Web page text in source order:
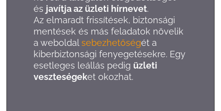
és javítja az üzleti hírnevet.
Az elmaradt frissítések, biztonsági
mentések és más feladatok növelik
a weboldalsebezhetőségét a
kiberbiztonsági fenyegetésekre. Egy
esetleges leállás pedig üzleti
veszteségeket okozhat.